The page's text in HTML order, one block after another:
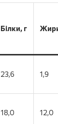
Білки, г
23,6 1,9
18,0 12,0